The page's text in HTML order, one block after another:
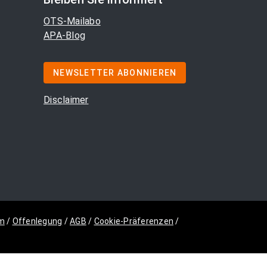
OTS-Mailabo
APA-Blog
NEWSLETTER ABONNIEREN
Disclaimer
/ Offenlegung /AGB / Cookie-Präferenzen /